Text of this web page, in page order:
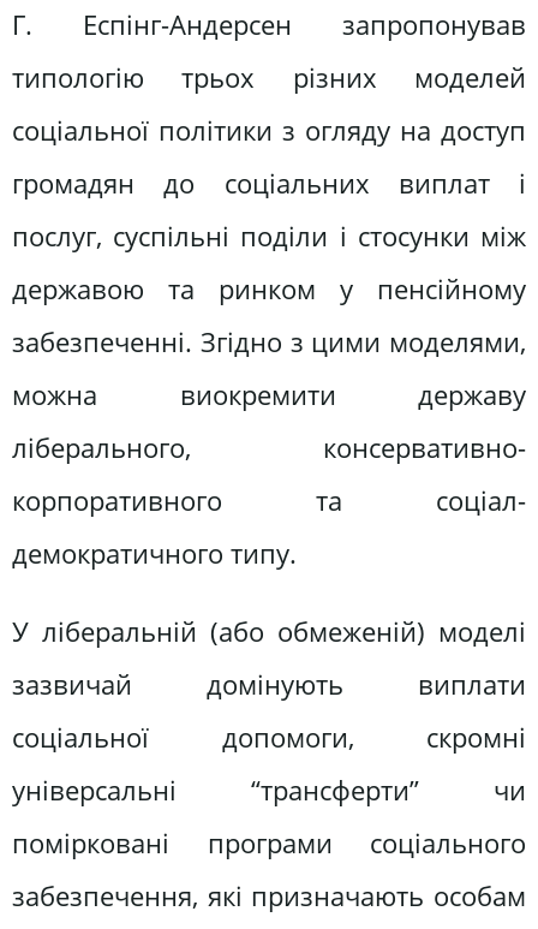
Г. Еспінг-Андерсен запропонував
типологію трьох різних моделей
соціальної політики з огляду на доступ
громадян до соціальних виплат і
послуг, суспільні поділи і стосунки між
державою та ринком у пенсійному
забезпеченні. Згідно з цими моделями,
можна виокремити державу
ліберального, консервативно-
корпоративного та соціал-
демократичного типу.
У ліберальній (або обмеженій) моделі
зазвичай домінують виплати
соціальної допомоги, скромні
універсальні “трансферти” чи
помірковані програми соціального
забезпечення, які призначають особам